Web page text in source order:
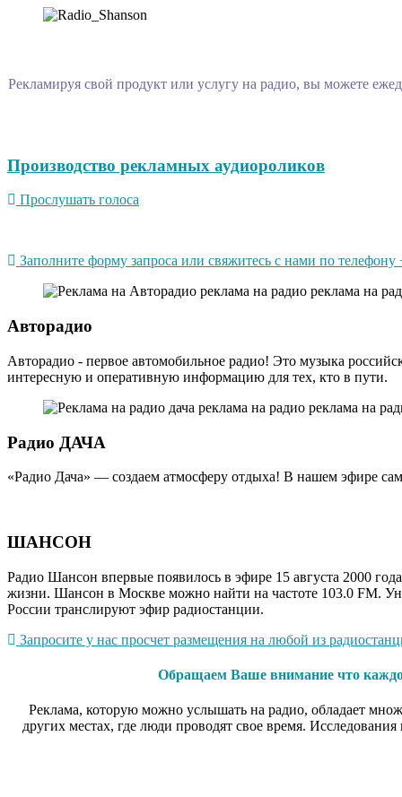
Рекламируя свой продукт или услугу на радио, вы можете
Производство рекламных аудиороликов
Прослушать голоса
Заполните форму запроса или свяжитесь с нами по
Авторадио
Авторадио - первое автомобильное радио! Это музыка
интересную и оперативную информацию для тех, кто в пути.
Радио ДАЧА
«Радио Дача» — создаем атмосферу отдыха! В нашем эфире
ШАНСОН
Радио Шансон впервые появилось в эфире 15 августа 2000
жизни. Шансон в Москве можно найти на частоте 103.0 FM.
России транслируют эфир радиостанции.
Запросите у нас просчет размещения на любой из
Обращаем Ваше внимание что
Реклама, которую можно услышать на радио, обладает
других местах, где люди проводят свое время.